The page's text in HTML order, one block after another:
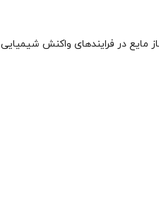
مایع در فرایندهای واکنش شیمیایی